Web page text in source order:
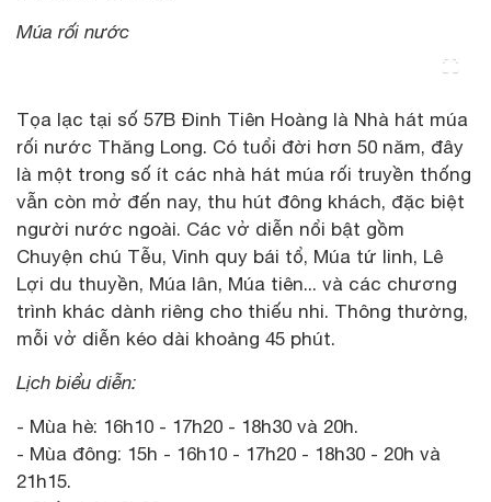
Múa rối nước
Tọa lạc tại số 57B Đinh Tiên Hoàng là Nhà hát múa
rối nước Thăng Long. Có tuổi đời hơn 50 năm, đây
là một trong số ít các nhà hát múa rối truyền thống
vẫn còn mở đến nay, thu hút đông khách, đặc biệt
người nước ngoài. Các vở diễn nổi bật gồm
Chuyện chú Tễu, Vinh quy bái tổ, Múa tứ linh, Lê
Lợi du thuyền, Múa lân, Múa tiên... và các chương
trình khác dành riêng cho thiếu nhi. Thông thường,
mỗi vở diễn kéo dài khoảng 45 phút.
Lịch biểu diễn:
- Mùa hè: 16h10 - 17h20 - 18h30 và 20h.
- Mùa đông: 15h - 16h10 - 17h20 - 18h30 - 20h và
21h15.